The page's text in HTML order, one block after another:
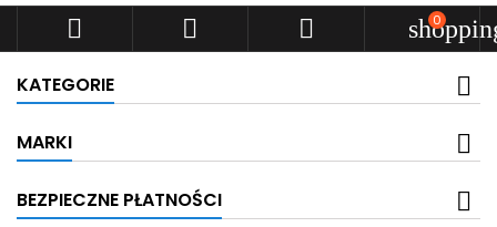
   0
KATEGORIE
MARKI
BEZPIECZNE PŁATNOŚCI